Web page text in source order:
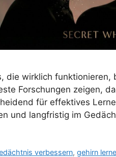
die wirklich
Forschungen zeigen,
für effektives
und langfristig im
verbessern,gehirn